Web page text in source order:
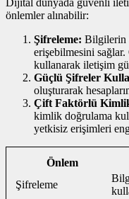
önlemler alınabilir:
Şifreleme: Bilgilerin
erişebilmesini
kullanarak iletişim
Güçlü Şifreler
oluşturarak
Çift Faktörlü
kimlik doğrulama
yetkisiz erişimleri
Önlem
Şifreleme